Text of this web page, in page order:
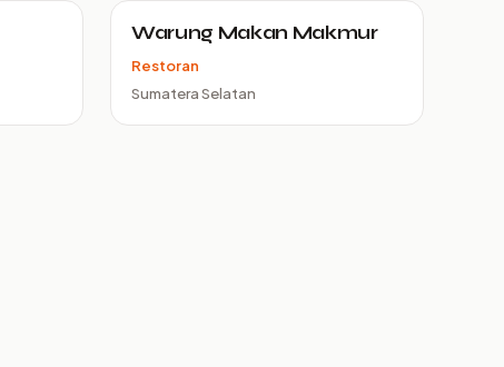
Warung Makan Makmur
Restoran
Sumatera Selatan